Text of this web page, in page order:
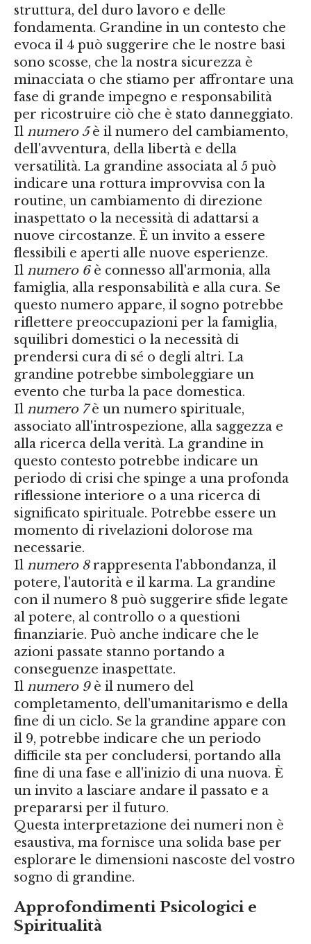
struttura, del duro lavoro e delle
fondamenta. Grandine in un contesto che
evoca il 4 può suggerire che le nostre basi
sono scosse, che la nostra sicurezza è
minacciata o che stiamo per affrontare una
fase di grande impegno e responsabilità
per ricostruire ciò che è stato danneggiato.
Il numero 5è il numero del cambiamento,
dell'avventura, della libertà e della
versatilità. La grandine associata al 5 può
indicare una rottura improvvisa con la
routine, un cambiamento di direzione
inaspettato o la necessità di adattarsi a
nuove circostanze. È un invito a essere
flessibili e aperti alle nuove esperienze.
Il numero 6è connesso all'armonia, alla
famiglia, alla responsabilità e alla cura. Se
questo numero appare, il sogno potrebbe
riflettere preoccupazioni per la famiglia,
squilibri domestici o la necessità di
prendersi cura di sé o degli altri. La
grandine potrebbe simboleggiare un
evento che turba la pace domestica.
Il numero 7è un numero spirituale,
associato all'introspezione, alla saggezza e
alla ricerca della verità. La grandine in
questo contesto potrebbe indicare un
periodo di crisi che spinge a una profonda
riflessione interiore o a una ricerca di
significato spirituale. Potrebbe essere un
momento di rivelazioni dolorose ma
necessarie.
Il numero 8rappresenta l'abbondanza, il
potere, l'autorità e il karma. La grandine
con il numero 8 può suggerire sfide legate
al potere, al controllo o a questioni
finanziarie. Può anche indicare che le
azioni passate stanno portando a
conseguenze inaspettate.
Il numero 9è il numero del
completamento, dell'umanitarismo e della
fine di un ciclo. Se la grandine appare con
il 9, potrebbe indicare che un periodo
difficile sta per concludersi, portando alla
fine di una fase e all'inizio di una nuova. È
un invito a lasciare andare il passato e a
prepararsi per il futuro.
Questa interpretazione dei numeri non è
esaustiva, ma fornisce una solida base per
esplorare le dimensioni nascoste del vostro
sogno di grandine.
Approfondimenti Psicologici e
Spiritualità